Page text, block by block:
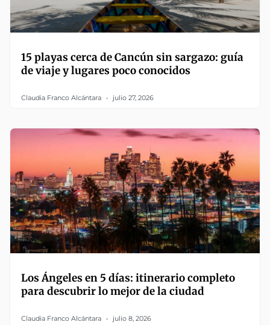
15 playas cerca de Cancún sin sargazo: guía
de viaje y lugares poco conocidos
Claudia Franco Alcántara julio 27, 2026
Los Ángeles en 5 días: itinerario completo
para descubrir lo mejor de la ciudad
Claudia Franco Alcántara julio 8, 2026